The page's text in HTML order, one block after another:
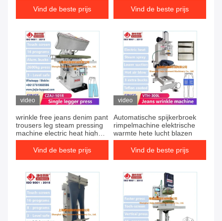
Vind de beste prijs
Vind de beste prijs
video
wrinkle free jeans denim pant
trousers leg steam pressing
machine electric heat high
pressure
Vind de beste prijs
video
Automatische spijkerbroek
rimpelmachine elektrische
warmte hete lucht blazen
Vind de beste prijs